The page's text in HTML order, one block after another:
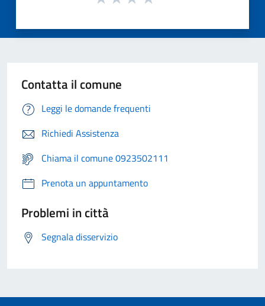
Contatta il comune
Leggi le domande frequenti
Richiedi Assistenza
Chiama il comune 0923502111
Prenota un appuntamento
Problemi in città
Segnala disservizio